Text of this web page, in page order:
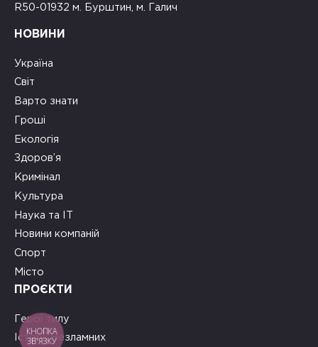
R50-01932 м. Бурштин, м. Галич
НОВИНИ
Україна
Світ
Варто знати
Гроші
Екологія
Здоров’я
Кримінал
Культура
Наука та ІТ
Новини компаній
Спорт
Місто
ПРОЄКТИ
Герої тилу
Історії Незламних
КНОПКА
ЗВ'ЯЗКУ